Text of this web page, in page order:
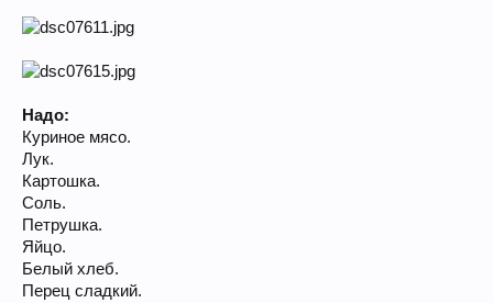
Надо:
Куриное мясо.
Лук.
Картошка.
Соль.
Петрушка.
Яйцо.
Белый хлеб.
Перец сладкий.